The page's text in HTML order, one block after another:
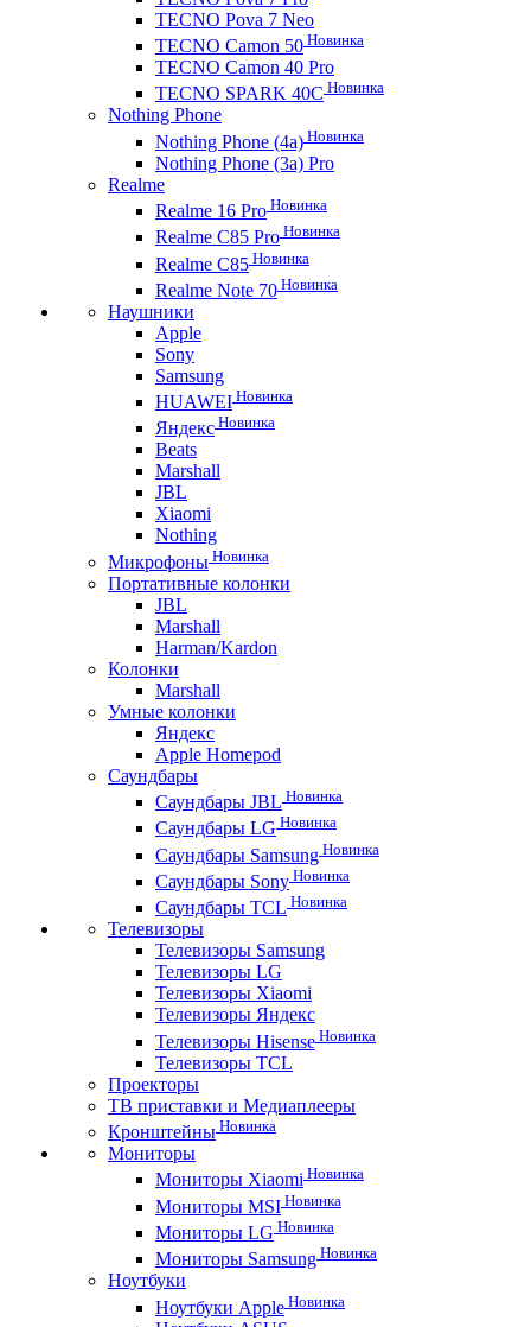
TECNO Pova 7 Neo
TECNO Camon 50 Новинка
TECNO Camon 40 Pro
TECNO SPARK 40C Новинка
Nothing Phone
Nothing Phone (4a) Новинка
Nothing Phone (3a) Pro
Realme
Realme 16 Pro Новинка
Realme C85 Pro Новинка
Realme C85 Новинка
Realme Note 70 Новинка
Наушники
Apple
Sony
Samsung
HUAWEI Новинка
Яндекс Новинка
Beats
Marshall
JBL
Xiaomi
Nothing
Микрофоны Новинка
Портативные колонки
JBL
Marshall
Harman/Kardon
Колонки
Marshall
Умные колонки
Яндекс
Apple Homepod
Саундбары
Саундбары JBL Новинка
Саундбары LG Новинка
Саундбары Samsung Новинка
Саундбары Sony Новинка
Саундбары TCL Новинка
Телевизоры
Телевизоры Samsung
Телевизоры LG
Телевизоры Xiaomi
Телевизоры Яндекс
Телевизоры Hisense Новинка
Телевизоры TCL
Проекторы
ТВ приставки и Медиаплееры
Кронштейны Новинка
Мониторы
Мониторы Xiaomi Новинка
Мониторы MSI Новинка
Мониторы LG Новинка
Мониторы Samsung Новинка
Ноутбуки
Ноутбуки Apple Новинка